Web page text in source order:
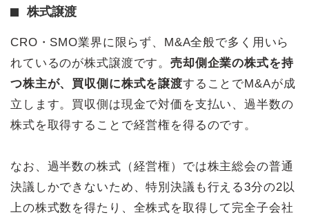
株式譲渡
CRO・SMO業界に限らず、M&A全般で多く用いら
れているのが株式譲渡です。売却側企業の株式を持
つ株主が、買収側に株式を譲渡することでM&Aが成
立します。買収側は現金で対価を支払い、過半数の
株式を取得することで経営権を得るのです。
なお、過半数の株式（経営権）では株主総会の普通
決議しかできないため、特別決議も行える3分の2以
上の株式数を得たり、全株式を取得して完全子会社